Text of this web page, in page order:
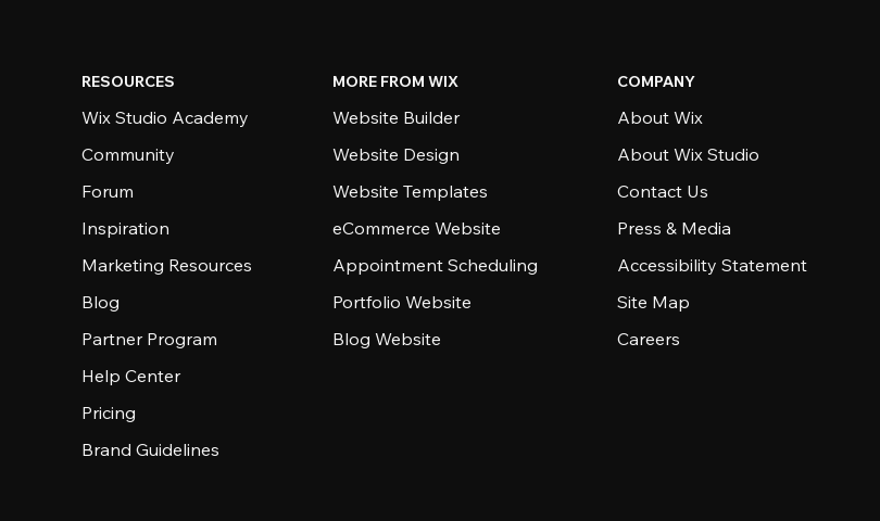
RESOURCES
Wix Studio Academy
Community
Forum
Inspiration
Marketing Resources
Blog
Partner Program
Help Center
Pricing
Brand Guidelines
MORE FROM WIX
Website Builder
Website Design
Website Templates
eCommerce Website
Appointment Scheduling
Portfolio Website
Blog Website
COMPANY
About Wix
About Wix Studio
Contact Us
Press & Media
Accessibility Statement
Site Map
Careers